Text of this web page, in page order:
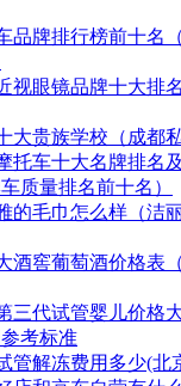
品牌排行榜前十名
视眼镜品牌十大排
大贵族学校（成都
托车十大名牌排名
质量排名前十名）
的毛巾怎么样（洁
酒窖葡萄酒价格表
三代试管婴儿价格
考标准
管解冻费用多少(北